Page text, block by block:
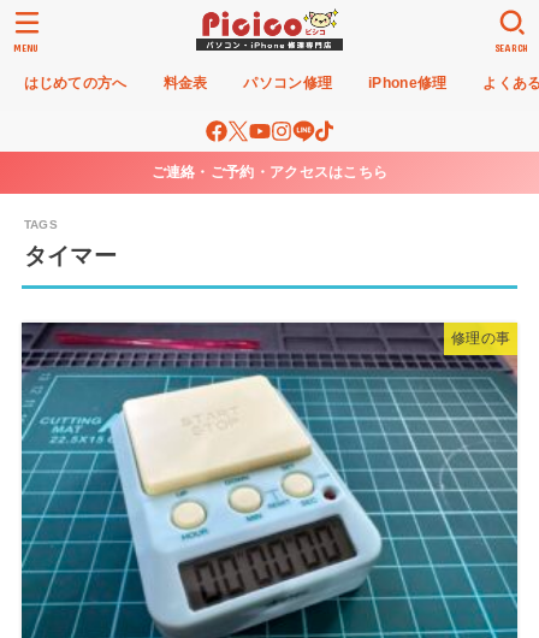
はじめての方へ 料金表 パソコン修理 iPhone修理 よくあ
SEARCH
MENU
ご連絡・ご予約・アクセスはこちら
タイマー
修理の事